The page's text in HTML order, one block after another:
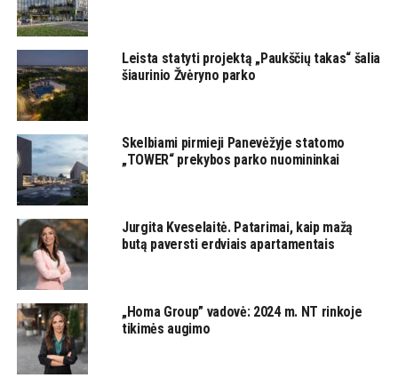
Leista statyti projektą „Paukščių takas“ šalia
šiaurinio Žvėryno parko
Skelbiami pirmieji Panevėžyje statomo
„TOWER“ prekybos parko nuomininkai
Jurgita Kveselaitė. Patarimai, kaip mažą
butą paversti erdviais apartamentais
„Homa Group” vadovė: 2024 m. NT rinkoje
tikimės augimo